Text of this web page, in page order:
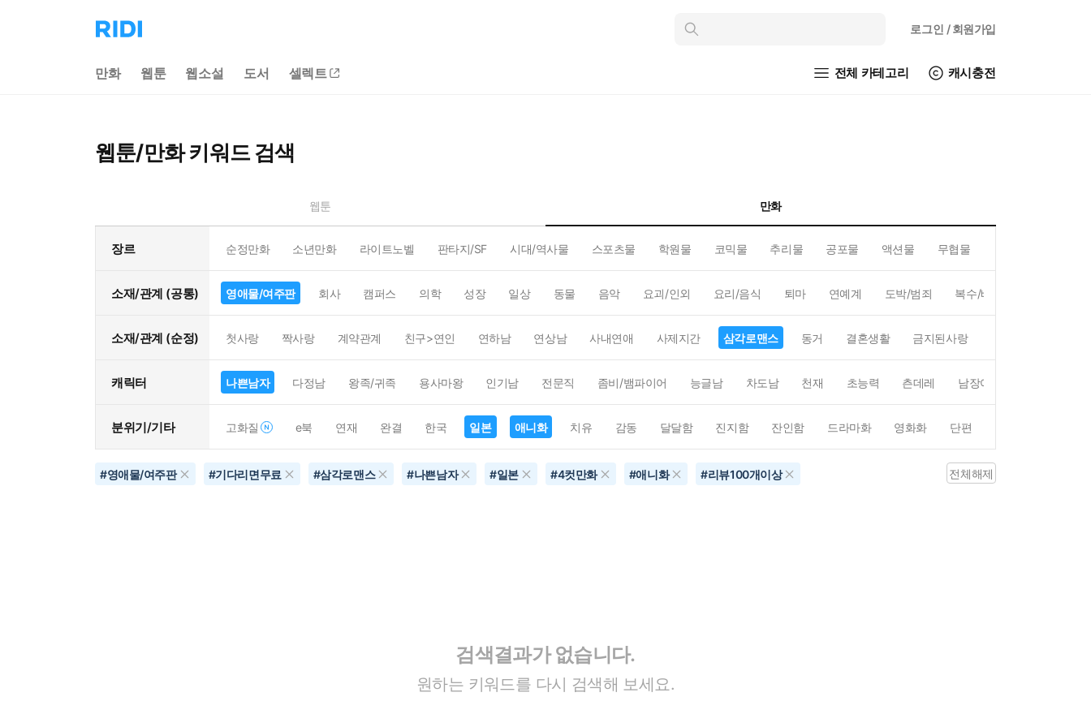
리
디
으
인
로그인 / 회원가입
만화 웹툰 웹소설 도서 셀렉트 전체 카테고리 캐시충전
웹툰/만화 키워드 검색
웹툰 만화
장르 순정만화 소년만화 라이트노벨 판타지/SF 시대/역사물 스포츠물 학원물 코믹물 추리물 공포물 액션물 무협물
소재/관계 (공통) 영애물/여주판 회사 캠퍼스 의학 성장 일상 동물 음악 요괴/인외 요리/음식 퇴마 연예계 도박/범죄 복수/배신
소재/관계 (순정) 첫사랑 짝사랑 계약관계 친구>연인 연하남 연상남 사내연애 사제지간 삼각로맨스 동거 결혼생활 금지된사랑
캐릭터 나쁜남자 다정남 왕족/귀족 용사마왕 인기남 전문직 좀비/뱀파이어 능글남 차도남 천재 초능력 츤데레 남장여자
분위기/기타 고화질 e북 연재 완결 한국 일본 애니화 치유 감동 달달함 진지함 잔인함 드라마화 영화화 단편
#영애물/여주판 #기다리면무료 #삼각로맨스 #나쁜남자 #일본 #4컷만화 #애니화 #리뷰100개이상 전체해제
검색결과가 없습니다.
원하는 키워드를 다시 검색해 보세요.